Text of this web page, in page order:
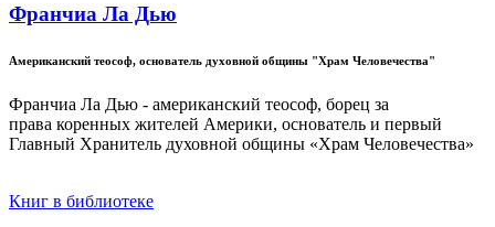
Франчиа Ла Дью
Американский теософ, основатель духовной общины "Храм Человечества"
Франчиа Ла Дью - американский теософ, борец за
права коренных жителей Америки, основатель и первый
Главный Хранитель духовной общины «Храм Человечества»
Книг в библиотеке